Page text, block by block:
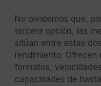
No olvidemos que,
tercera opción, las
sitúan entre estas
rendimiento. Ofrecen
formatos,
capacidades de